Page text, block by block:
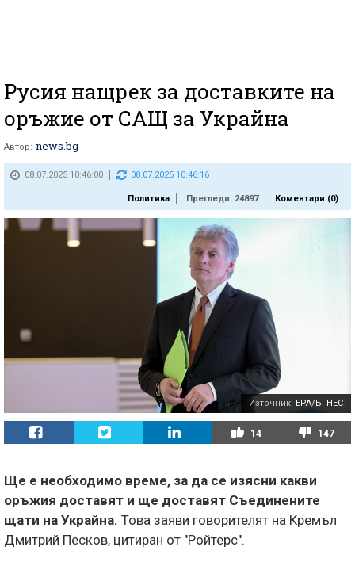
Русия нащрек за доставките на
оръжие от САЩ за Украйна
Автор: news.bg
08.07.2025 10:46:00 08.07.2025 10:46:16
Политика Прегледи: 24897 Коментари (0)
Източник: EPA/БГНЕС
14 147
Ще е необходимо време, за да се изясни какви
оръжия доставят и ще доставят Съединените
щати на Украйна. Това заяви говорителят на Кремъл
Дмитрий Песков, цитиран от "Ройтерс".